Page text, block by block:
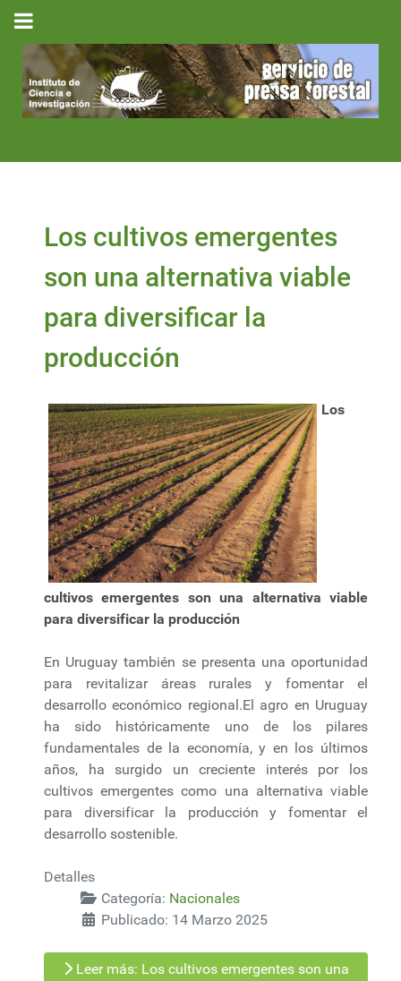
Los cultivos emergentes
son una alternativa viable
para diversificar la
producción
Los
cultivos emergentes son una alternativa viable
para diversificar la producción
En Uruguay también se presenta una oportunidad
para revitalizar áreas rurales y fomentar el
desarrollo económico regional.El agro en Uruguay
ha sido históricamente uno de los pilares
fundamentales de la economía, y en los últimos
años, ha surgido un creciente interés por los
cultivos emergentes como una alternativa viable
para diversificar la producción y fomentar el
desarrollo sostenible.
Detalles
Categoría: Nacionales
Publicado: 14 Marzo 2025
Leer más: Los cultivos emergentes son una